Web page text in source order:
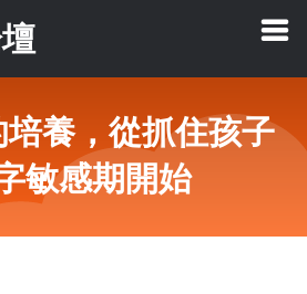
養，從抓住孩子
敏感期開始